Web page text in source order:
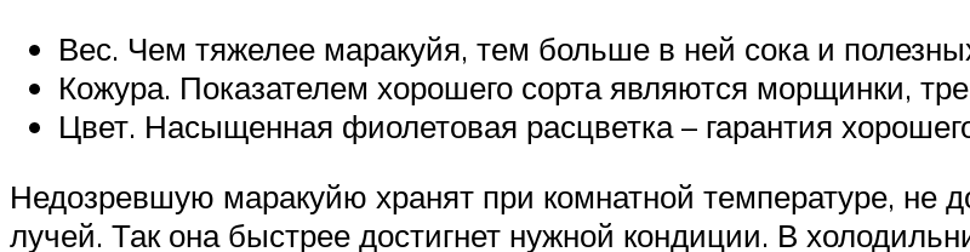
Вес. Чем тяжелее маракуйя, тем больше в ней сока и
Кожура. Показателем хорошего сорта являются морщинки,
Цвет. Насыщенная фиолетовая расцветка – гарантия
Недозревшую маракуйю хранят при комнатной температуре, не
лучей. Так она быстрее достигнет нужной кондиции. В